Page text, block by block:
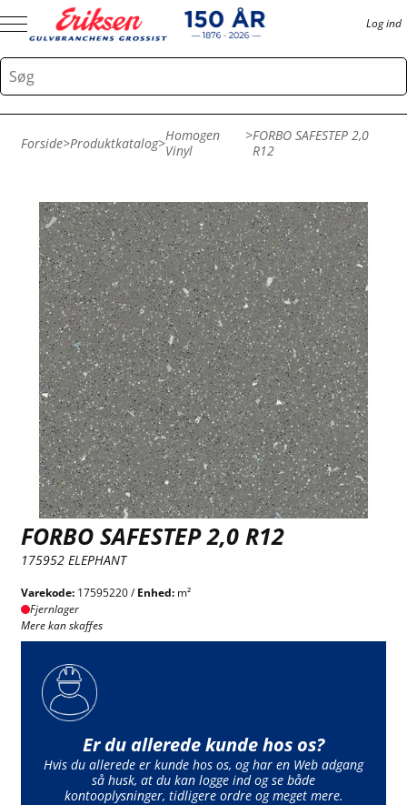
Log ind
Forside>Produktkatalog>Homogen
Vinyl
>FORBO SAFESTEP 2,0
R12
FORBO SAFESTEP 2,0 R12
175952 ELEPHANT
Varekode: 17595220 /Enhed: m²
Fjernlager
Mere kan skaffes
Er du allerede kunde hos os?
Hvis du allerede er kunde hos os, og har en Web adgang
så husk, at du kan logge ind og se både
kontooplysninger, tidligere ordre og meget mere.